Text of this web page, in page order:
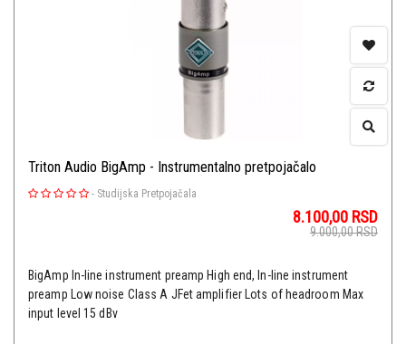
Triton Audio BigAmp - Instrumentalno pretpojačalo
- Studijska Pretpojačala
8.100,00 RSD
9.000,00RSD
BigAmp In-line instrument preamp High end, In-line instrument
preamp Low noise Class A JFet amplifier Lots of headroom Max
input level 15 dBv